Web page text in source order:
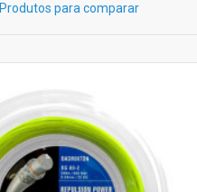
Produtos para comparar